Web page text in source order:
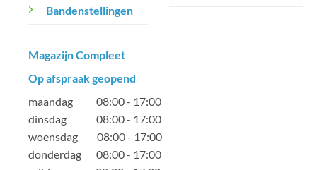
Bandenstellingen
Magazijn Compleet
Op afspraak geopend
maandag 08:00 - 17:00
dinsdag 08:00 - 17:00
woensdag 08:00 - 17:00
donderdag 08:00 - 17:00